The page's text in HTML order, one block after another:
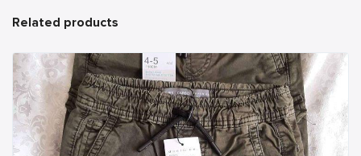
Related products